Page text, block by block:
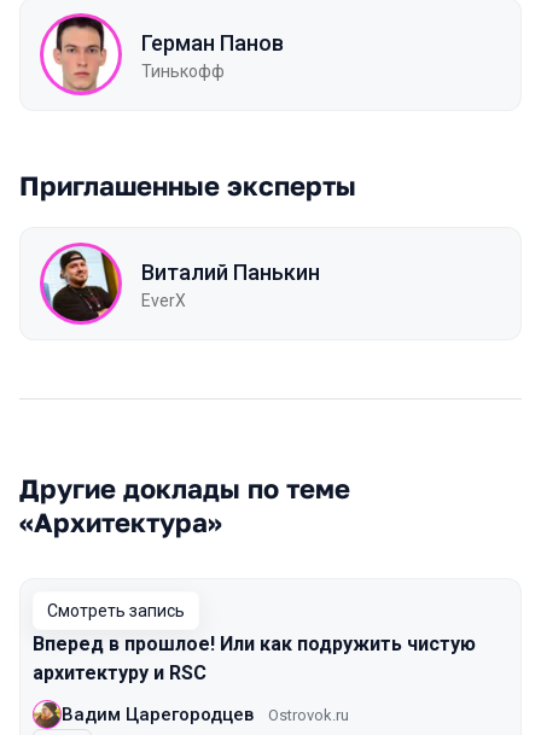
Герман Панов
Тинькофф
Приглашенные эксперты
Виталий Панькин
EverX
Другие доклады по теме
«Архитектура»
Смотреть запись
Вперед в прошлое! Или как подружить чистую
архитектуру и RSC
Вадим Царегородцев Ostrovok.ru